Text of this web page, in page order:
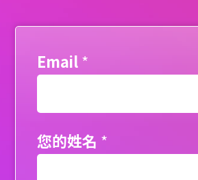
Email*
您的姓名 *